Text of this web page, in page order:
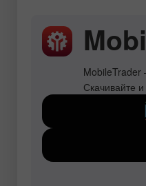
MobileTrader
Скачивайте